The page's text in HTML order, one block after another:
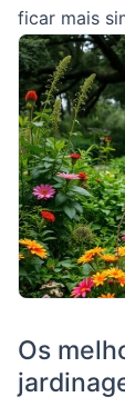
ficar mais
Os